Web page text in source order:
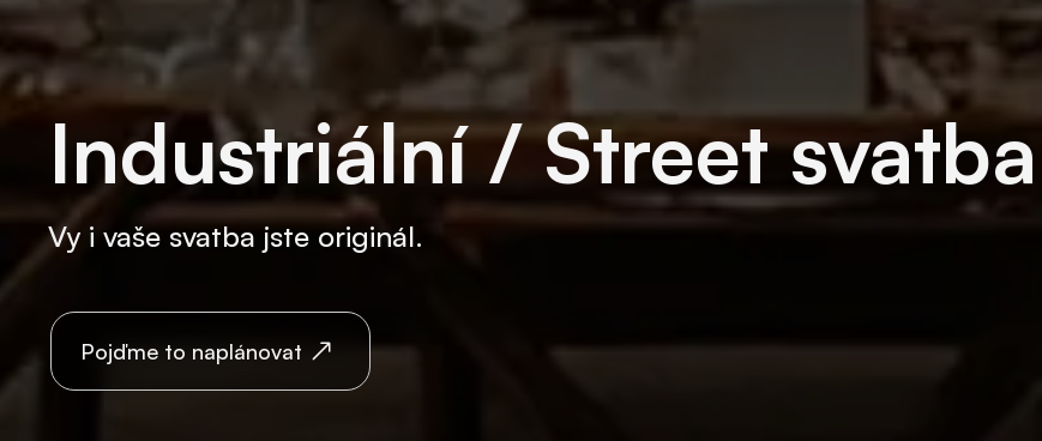
Industriální / Street svatba
Vy i vaše svatba jste originál.
Pojďme to naplánovat